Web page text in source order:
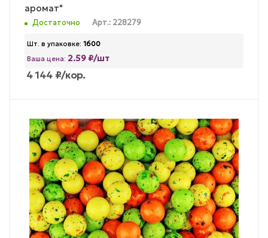
аромат"
Достаточно Арт.: 228279
Шт. в упаковке: 1600
Ваша цена: 2.59 ₽/шт
4 144 ₽/кор.